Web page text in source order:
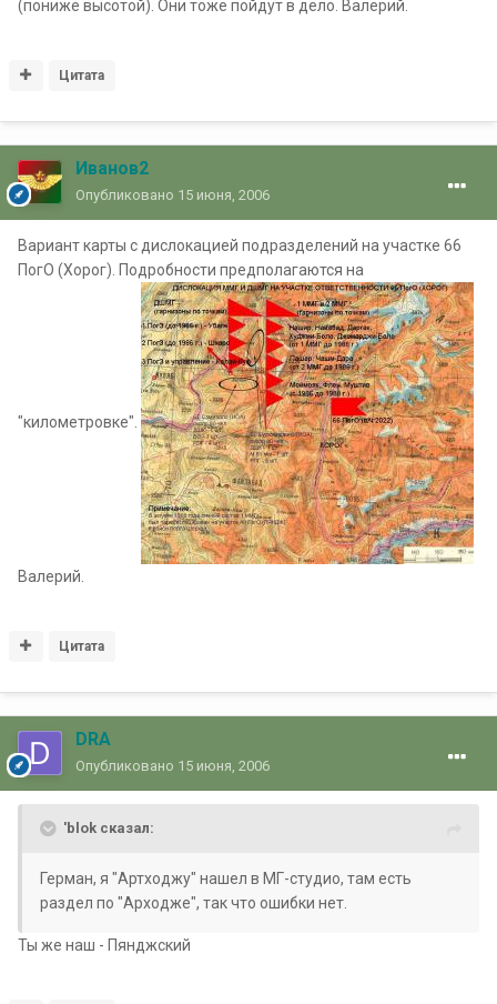
(пониже высотой). Они тоже пойдут в дело. Валерий.
Цитата
Иванов2
Опубликовано 15 июня, 2006
Вариант карты с дислокацией подразделений на участке 66
ПогО (Хорог). Подробности предполагаются на
"километровке".
Валерий.
Цитата
DRA
Опубликовано 15 июня, 2006
'blok сказал:
Герман, я "Артходжу" нашел в МГ-студио, там есть
раздел по "Арходже", так что ошибки нет.
Ты же наш - Пянджский